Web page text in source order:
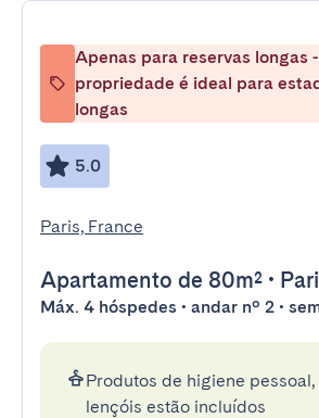
Apenas para reservas longas
propriedade é ideal para
longas
5.0
Paris, France
Apartamento de 80m² •
Máx. 4 hóspedes • andar nº 2 •
Produtos de higiene pessoal,
lençóis estão incluídos